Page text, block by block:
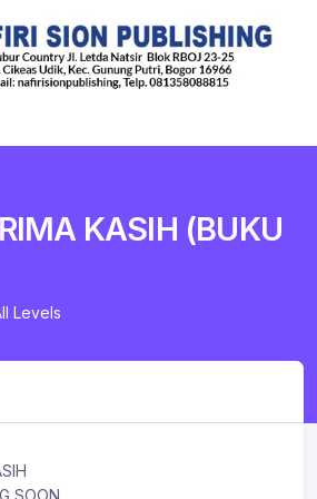
KASIH (BUKU
Levels